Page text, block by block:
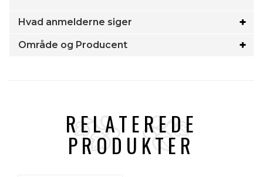
Hvad anmelderne siger
Område og Producent
RELATEREDE
PRODUKTER